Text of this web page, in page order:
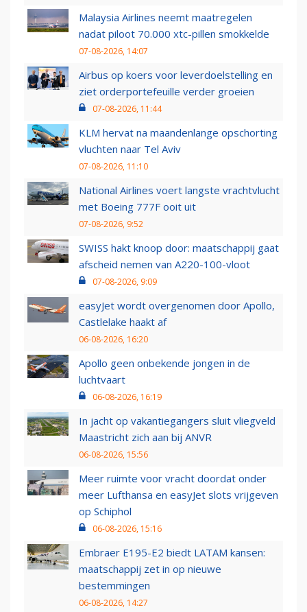
Malaysia Airlines neemt maatregelen
nadat piloot 70.000 xtc-pillen smokkelde
07-08-2026, 14:07
Airbus op koers voor leverdoelstelling en
ziet orderportefeuille verder groeien
07-08-2026, 11:44
KLM hervat na maandenlange opschorting
vluchten naar Tel Aviv
07-08-2026, 11:10
National Airlines voert langste vrachtvlucht
met Boeing 777F ooit uit
07-08-2026, 9:52
SWISS hakt knoop door: maatschappij gaat
afscheid nemen van A220-100-vloot
07-08-2026, 9:09
easyJet wordt overgenomen door Apollo,
Castlelake haakt af
06-08-2026, 16:20
Apollo geen onbekende jongen in de
luchtvaart
06-08-2026, 16:19
In jacht op vakantiegangers sluit vliegveld
Maastricht zich aan bij ANVR
06-08-2026, 15:56
Meer ruimte voor vracht doordat onder
meer Lufthansa en easyJet slots vrijgeven
op Schiphol
06-08-2026, 15:16
Embraer E195-E2 biedt LATAM kansen:
maatschappij zet in op nieuwe
bestemmingen
06-08-2026, 14:27